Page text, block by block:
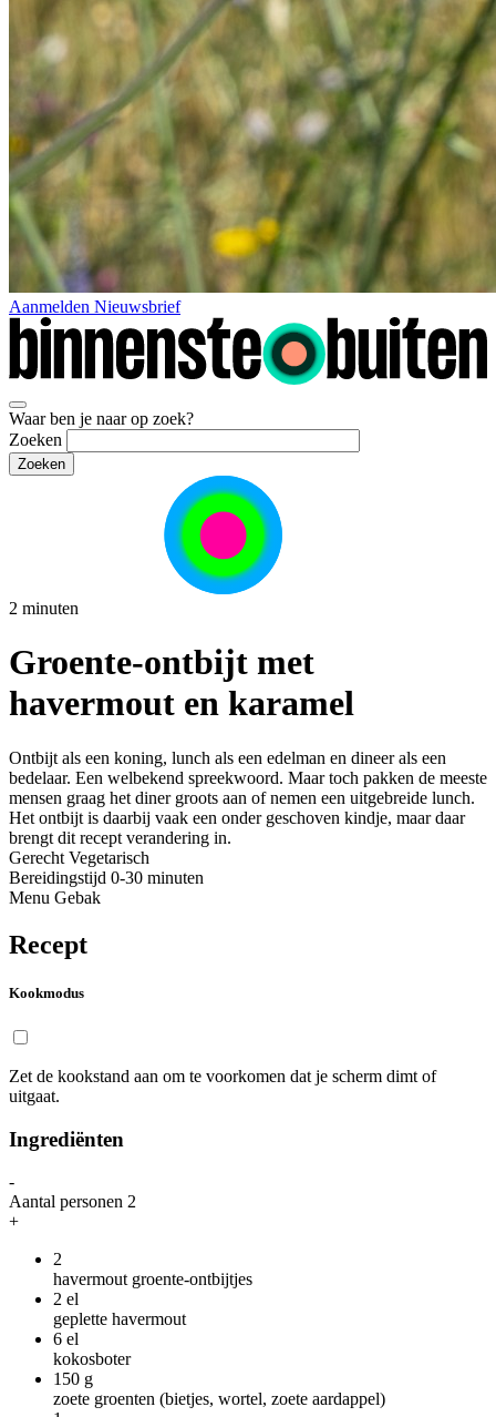
Aanmelden Nieuwsbrief
Waar ben je naar op zoek?
Zoeken
2 minuten
Groente-ontbijt met
havermout en karamel
Ontbijt als een koning, lunch als een edelman en dineer als een
bedelaar. Een welbekend spreekwoord. Maar toch pakken de meeste
mensen graag het diner groots aan of nemen een uitgebreide lunch.
Het ontbijt is daarbij vaak een onder geschoven kindje, maar daar
brengt dit recept verandering in.
Gerecht Vegetarisch
Bereidingstijd 0-30 minuten
Menu Gebak
Recept
Kookmodus
Zet de kookstand aan om te voorkomen dat je scherm dimt of
uitgaat.
Ingrediënten
-
Aantal personen 2
+
2
havermout groente-ontbijtjes
2 el
geplette havermout
6 el
kokosboter
150 g
zoete groenten (bietjes, wortel, zoete aardappel)